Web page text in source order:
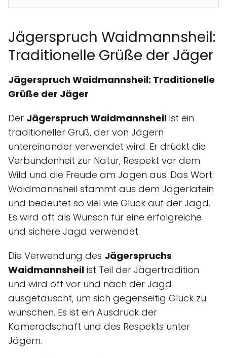
Jägerspruch Waidmannsheil:
Traditionelle Grüße der Jäger
Jägerspruch Waidmannsheil: Traditionelle
Grüße der Jäger
Der Jägerspruch Waidmannsheil ist ein
traditioneller Gruß, der von Jägern
untereinander verwendet wird. Er drückt die
Verbundenheit zur Natur, Respekt vor dem
Wild und die Freude am Jagen aus. Das Wort
Waidmannsheil stammt aus dem Jägerlatein
und bedeutet so viel wie Glück auf der Jagd.
Es wird oft als Wunsch für eine erfolgreiche
und sichere Jagd verwendet.
Die Verwendung des Jägerspruchs
Waidmannsheil ist Teil der Jägertradition
und wird oft vor und nach der Jagd
ausgetauscht, um sich gegenseitig Glück zu
wünschen. Es ist ein Ausdruck der
Kameradschaft und des Respekts unter
Jägern.